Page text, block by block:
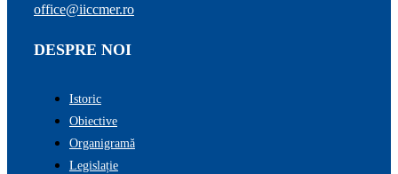
office@iiccmer.ro
DESPRE NOI
Istoric
Obiective
Organigramă
Legislație